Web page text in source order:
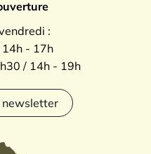
:
- 17h
/ 14h - 19h
newsletter